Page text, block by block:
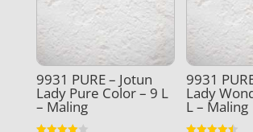
9931 PURE – Jotun
Lady Pure Color – 9 L
– Maling
9931
Lady
L – Maling